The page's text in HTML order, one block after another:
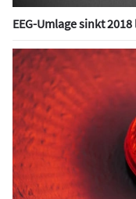
EEG-Umlage sinkt